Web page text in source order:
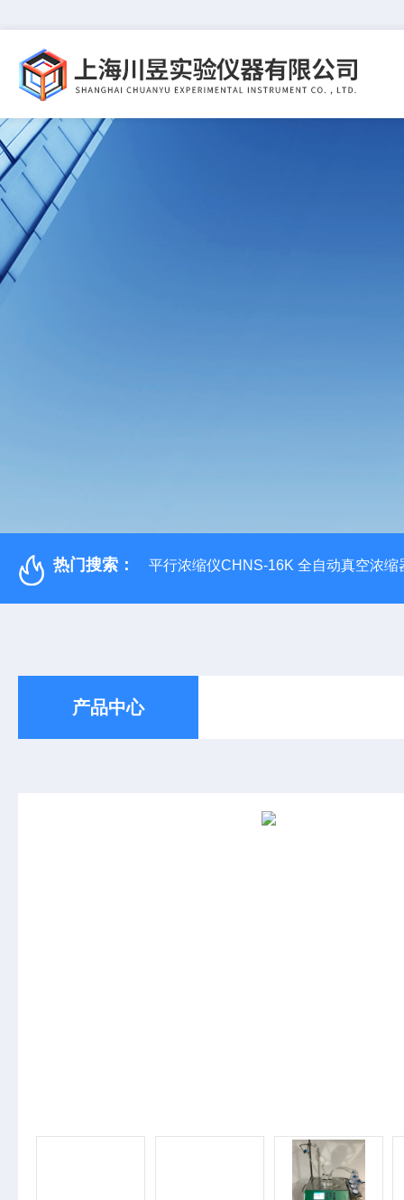
热门搜索： 平行浓缩仪CHNS-16K 全自动真空浓缩
产品中心